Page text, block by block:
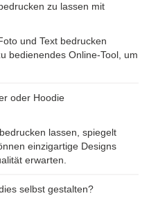
zu lassen mit
und Text bedrucken
bedienendes Online-Tool, um
oder Hoodie
lassen, spiegelt
einzigartige Designs
erwarten.
selbst gestalten?